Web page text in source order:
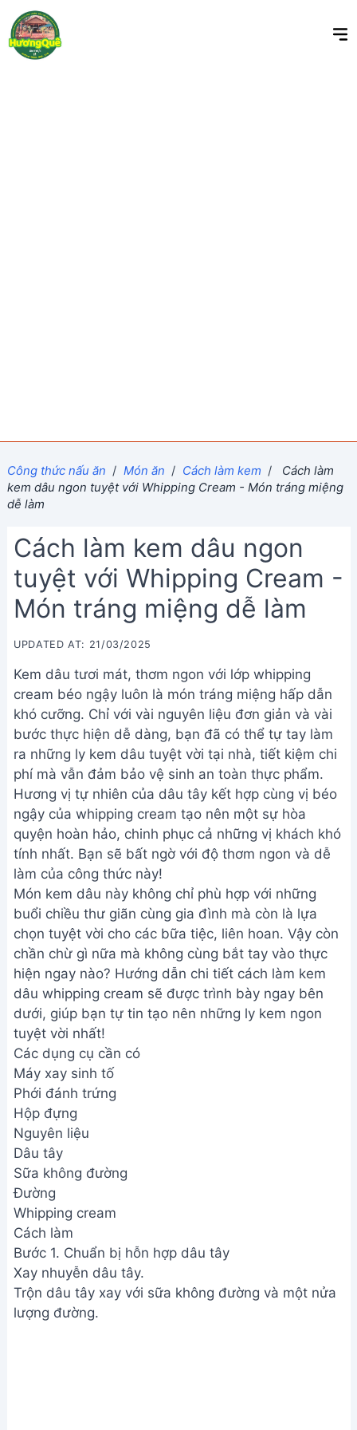
Công thức nấu ăn / Món ăn / Cách làm kem /
Cách làm
kem dâu ngon tuyệt với Whipping Cream - Món tráng miệng
dễ làm
Cách làm kem dâu ngon
tuyệt với Whipping Cream -
Món tráng miệng dễ làm
UPDATED AT: 21/03/2025
Kem dâu tươi mát, thơm ngon với lớp whipping
cream béo ngậy luôn là món tráng miệng hấp dẫn
khó cưỡng. Chỉ với vài nguyên liệu đơn giản và vài
bước thực hiện dễ dàng, bạn đã có thể tự tay làm
ra những ly kem dâu tuyệt vời tại nhà, tiết kiệm chi
phí mà vẫn đảm bảo vệ sinh an toàn thực phẩm.
Hương vị tự nhiên của dâu tây kết hợp cùng vị béo
ngậy của whipping cream tạo nên một sự hòa
quyện hoàn hảo, chinh phục cả những vị khách khó
tính nhất. Bạn sẽ bất ngờ với độ thơm ngon và dễ
làm của công thức này!
Món kem dâu này không chỉ phù hợp với những
buổi chiều thư giãn cùng gia đình mà còn là lựa
chọn tuyệt vời cho các bữa tiệc, liên hoan. Vậy còn
chần chừ gì nữa mà không cùng bắt tay vào thực
hiện ngay nào? Hướng dẫn chi tiết cách làm kem
dâu whipping cream sẽ được trình bày ngay bên
dưới, giúp bạn tự tin tạo nên những ly kem ngon
tuyệt vời nhất!
Các dụng cụ cần có
Máy xay sinh tố
Phới đánh trứng
Hộp đựng
Nguyên liệu
Dâu tây
Sữa không đường
Đường
Whipping cream
Cách làm
Bước 1. Chuẩn bị hỗn hợp dâu tây
Xay nhuyễn dâu tây.
Trộn dâu tây xay với sữa không đường và một nửa
lượng đường.